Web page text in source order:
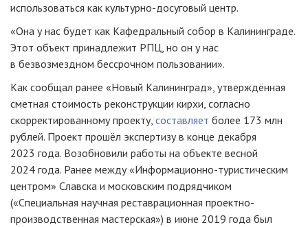
использоваться как культурно-досуговый центр.
«Она у нас будет как Кафедральный собор в Калининграде.
Этот объект принадлежит РПЦ, но он у нас
в безвозмездном бессрочном пользовании».
Как сообщал ранее «Новый Калининград», утверждённая
сметная стоимость реконструкции кирхи, согласно
скорректированному проекту, составляет более 173 млн
рублей. Проект прошёл экспертизу в конце декабря
2023 года. Возобновили работы на объекте весной
2024 года. Ранее между «Информационно-туристическим
центром» Славска и московским подрядчиком
(«Специальная научная реставрационная проектно-
производственная мастерская») в июне 2019 года был